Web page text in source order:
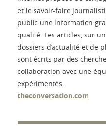
et le savoir-faire
public une information
qualité. Les articles, sur
dossiers d’actualité et de
sont écrits par des
collaboration avec une
expérimentés.
theconversation.com